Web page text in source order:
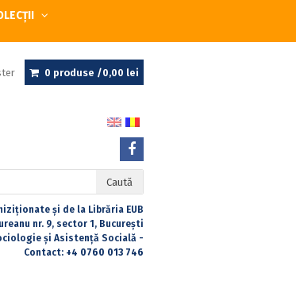
0 produse /0,00 lei
Caută
și de la Librăria EUB
nr. 9, sector 1, București
și Asistență Socială -
Contact: +4 0760 013 746